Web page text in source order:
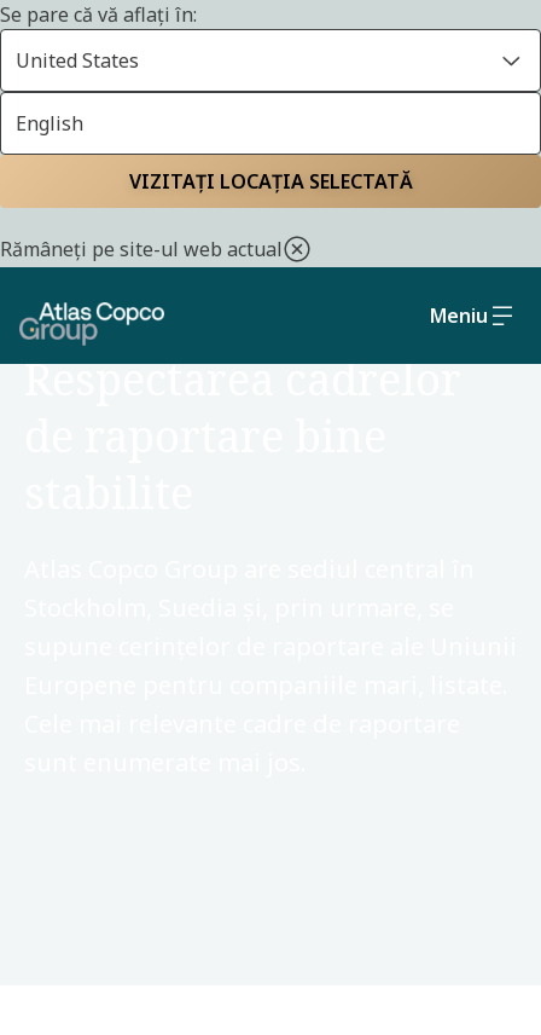
Se pare că vă aflați în:
United States
English
VIZITAȚI LOCAȚIA SELECTATĂ
Rămâneți pe site-ul web actual
Meniu
Politici și angajamente
OBLIGATIVITATE
Respectarea cadrelor